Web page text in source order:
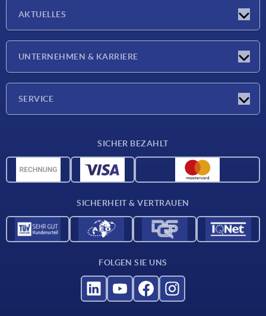
AKTUELLES
Presseberichte
UNTERNEHMEN & KARRIERE
SERVICE
Werkstoffübersicht
SICHER BEZAHLT
SICHERHEIT & VERTRAUEN
FOLGEN SIE UNS